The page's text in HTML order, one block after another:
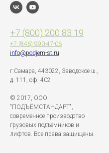
+7 (800) 200 83 19
+7 (846) 990-47-06
info@podjem-st.ru
г.Самара, 443022, Заводское ш.,
д. 111, оф. 402
© 2017, ООО
"ПОДЪЁМСТАНДАРТ",
современное производство
грузовых подъемников и
лифтов. Все права защищены.